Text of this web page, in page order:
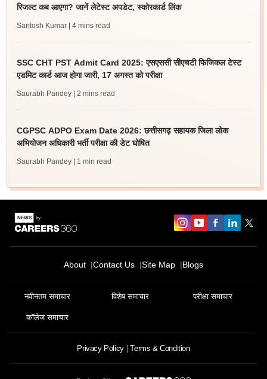
रिजल्ट कब आएगा? जानें लेटेस्ट अपडेट, स्कोरकार्ड लिंक
Santosh Kumar | 4 mins read
SSC CHT PST Admit Card 2025: एसएससी सीएचटी फिजिकल टेस्ट
एडमिट कार्ड आज होगा जारी, 17 अगस्त को परीक्षा
Saurabh Pandey | 2 mins read
CGPSC ADPO Exam Date 2026: छत्तीसगढ़ सहायक जिला लोक
अभियोजन अधिकारी भर्ती परीक्षा की डेट घोषित
Saurabh Pandey | 1 min read
About Contact Us Site Map Blogs
नवीनतम समाचार विशेष समाचार परीक्षा समाचार
कॉलेज समाचार
Privacy Policy Terms & Condition